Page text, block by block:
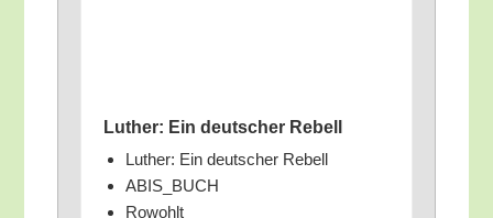
Luther: Ein deut­scher Rebell
Luther: Ein deut­scher Rebell
ABIS_​BUCH
Rowohlt